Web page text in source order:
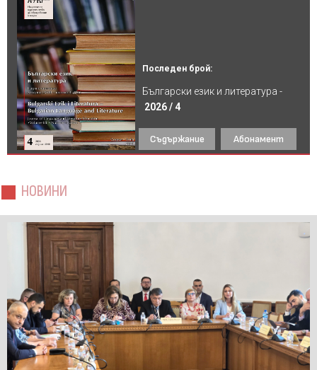
Последен брой:
Български език и литература -
2026 / 4
Съдържание Абонамент
НОВИНИ